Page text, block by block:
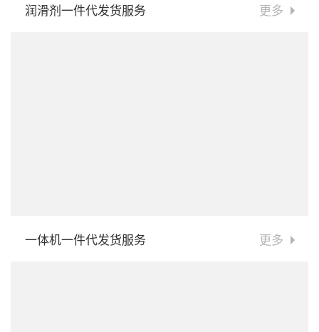
润滑剂一件代发货服务 更多
一体机一件代发货服务 更多